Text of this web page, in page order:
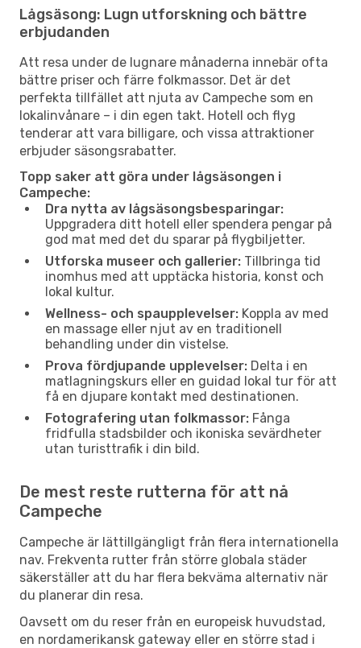
Lågsäsong: Lugn utforskning och bättre
erbjudanden
Att resa under de lugnare månaderna innebär ofta
bättre priser och färre folkmassor. Det är det
perfekta tillfället att njuta av Campeche som en
lokalinvånare – i din egen takt. Hotell och flyg
tenderar att vara billigare, och vissa attraktioner
erbjuder säsongsrabatter.
Topp saker att göra under lågsäsongen i
Campeche:
Dra nytta av lågsäsongsbesparingar:
Uppgradera ditt hotell eller spendera pengar på
god mat med det du sparar på flygbiljetter.
Utforska museer och gallerier: Tillbringa tid
inomhus med att upptäcka historia, konst och
lokal kultur.
Wellness- och spaupplevelser: Koppla av med
en massage eller njut av en traditionell
behandling under din vistelse.
Prova fördjupande upplevelser: Delta i en
matlagningskurs eller en guidad lokal tur för att
få en djupare kontakt med destinationen.
Fotografering utan folkmassor: Fånga
fridfulla stadsbilder och ikoniska sevärdheter
utan turisttrafik i din bild.
De mest reste rutterna för att nå
Campeche
Campeche är lättillgängligt från flera internationella
nav. Frekventa rutter från större globala städer
säkerställer att du har flera bekväma alternativ när
du planerar din resa.
Oavsett om du reser från en europeisk huvudstad,
en nordamerikansk gateway eller en större stad i